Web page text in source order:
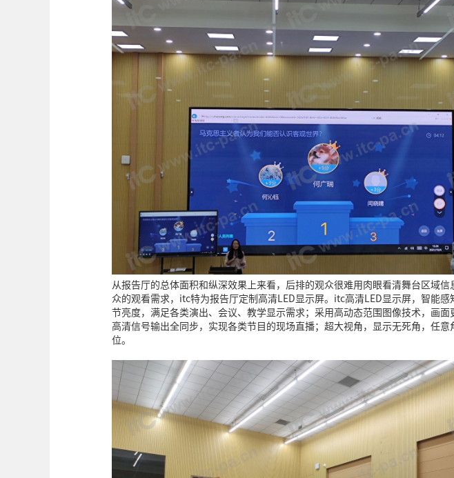
从报告厅的总体面积和纵深效果上来看，后排的观众很难用肉眼看清舞台区域
众的观看需求，itc特为报告厅定制高清LED显示屏。itc高清LED显示屏，智能感
节亮度，满足各类演出、会议、教学显示需求；采用高动态范围图像技术，画面
高清信号输出全同步，实现各类节目的现场直播；超大视角，显示无死角，任意
位。